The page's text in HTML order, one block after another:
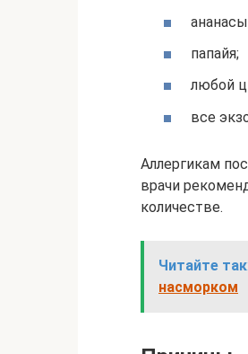
папайя;
любой
все
Аллергикам
врачи
количестве.
Читайте
насморком